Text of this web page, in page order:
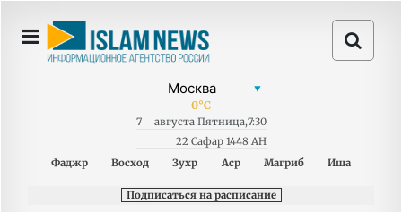
0°C
7 августа Пятница,7:30
22 Сафар 1448 AH
Фаджр
Восход Зухр Аср Магриб Иша
Подписаться на расписание